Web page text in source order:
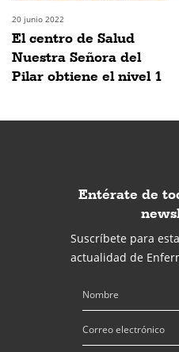
20 junio 2022
El centro de Salud
Nuestra Señora del
Pilar obtiene el nivel 1
Entérate de
Suscríbete para
actualidad de